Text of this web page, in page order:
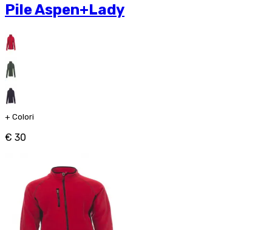
Pile Aspen+Lady
+ Colori
€ 30